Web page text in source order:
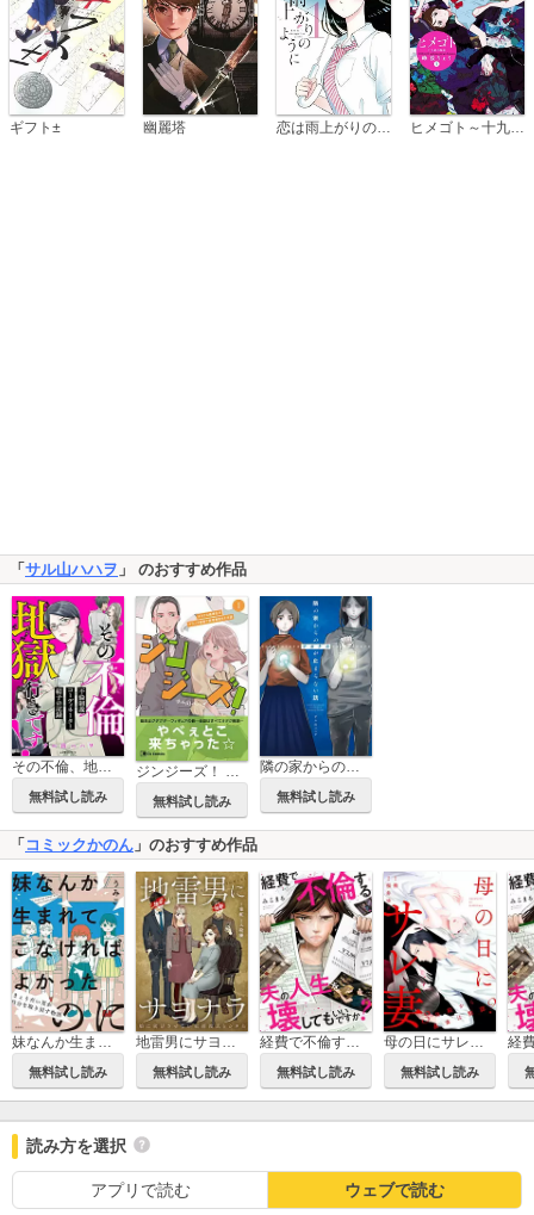
ギフト± 幽麗塔 恋は雨上がりのように ヒメゴト～十九歳の制服～
「 サル山ハハヲ 」 のおすすめ作品
無料試し読み
ジンジーズ！ オタクな優等生がブラック部署で採用業務をする話
無料試し読み 無料試し読み
「 コミックかのん 」のおすすめ作品
妹なんか生まれてこなければよかったのに きょうだい児が自分を取り戻す物語【単行本版】
無料試し読み
地雷男にサヨナラ～娘に就活させない束縛彼氏とシタ夫～【合本版】
無料試し読み
経費で不倫する夫の人生を壊してもいいですか？
無料試し読み
母の日にサレ妻～3年前から長女は黙認？～
無料試し読み
読み方を選択
アプリで読む ウェブで読む